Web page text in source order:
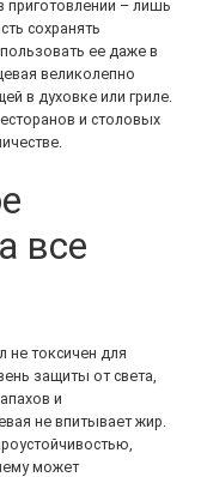
приготовлении – лишь
сохранять
ее даже в
великолепно
в духовке или гриле.
и столовых
все
не токсичен для
защиты от света,
и
не впитывает жир.
может